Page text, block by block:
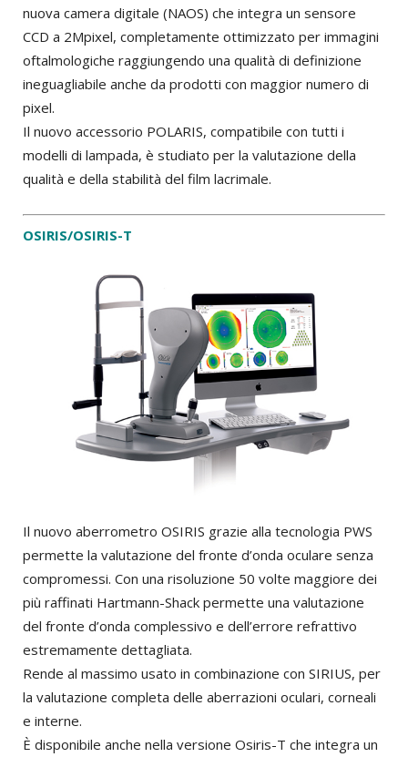
nuova camera digitale (NAOS) che integra un sensore
CCD a 2Mpixel, completamente ottimizzato per immagini
oftalmologiche raggiungendo una qualità di definizione
ineguagliabile anche da prodotti con maggior numero di
pixel.
Il nuovo accessorio POLARIS, compatibile con tutti i
modelli di lampada, è studiato per la valutazione della
qualità e della stabilità del film lacrimale.
OSIRIS/OSIRIS-T
Il nuovo aberrometro OSIRIS grazie alla tecnologia PWS
permette la valutazione del fronte d’onda oculare senza
compromessi. Con una risoluzione 50 volte maggiore dei
più raffinati Hartmann-Shack permette una valutazione
del fronte d’onda complessivo e dell’errore refrattivo
estremamente dettagliata.
Rende al massimo usato in combinazione con SIRIUS, per
la valutazione completa delle aberrazioni oculari, corneali
e interne.
È disponibile anche nella versione Osiris-T che integra un